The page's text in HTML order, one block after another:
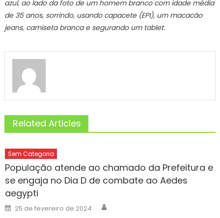
azul, ao lado da foto de um homem branco com idade média
de 35 anos, sorrindo, usando capacete (EPI), um macacão
jeans, camiseta branca e segurando um tablet.
Related Articles
Sem Categoria
População atende ao chamado da Prefeitura e
se engaja no Dia D de combate ao Aedes
aegypti
Posted
on
25 de fevereiro de 2024